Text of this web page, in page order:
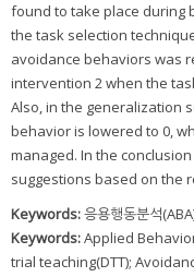
found to take place during
the task selection
avoidance behaviors was
intervention 2 when the
Also, in the generalization
behavior is lowered to 0,
managed. In the
suggestions based on the
Keywords:응용행동분석
Keywords:Applied
trial teaching(DTT);